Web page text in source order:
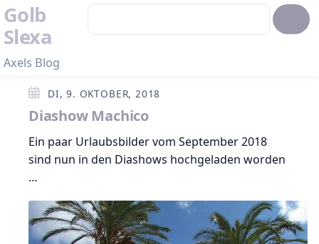
Golb
Slexa
Axels Blog
DI, 9. OKTOBER, 2018
Diashow Machico
Ein paar Urlaubsbilder vom September 2018
sind nun in den Diashows hochgeladen worden
…